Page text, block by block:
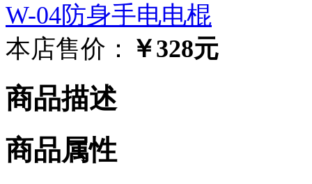
W-04防身手电电棍
本店售价： ￥328元
商品描述
商品属性